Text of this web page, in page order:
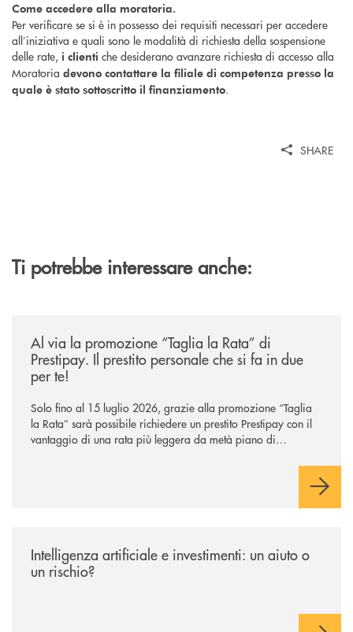
Come accedere alla moratoria.
Per verificare se si è in possesso dei requisiti necessari per accedere
all’iniziativa e quali sono le modalità di richiesta della sospensione
delle rate, i clienti che desiderano avanzare richiesta di accesso alla
Moratoria devono contattare la filiale di competenza presso la
quale è stato sottoscritto il finanziamento.
SHARE
Ti potrebbe interessare anche:
Al via la promozione “Taglia la Rata” di
Prestipay. Il prestito personale che si fa in due
per te!
Solo fino al 15 luglio 2026, grazie alla promozione “Taglia
la Rata” sarà possibile richiedere un prestito Prestipay con il
vantaggio di una rata più leggera da metà piano di
Intelligenza artificiale e investimenti: un aiuto o
un rischio?